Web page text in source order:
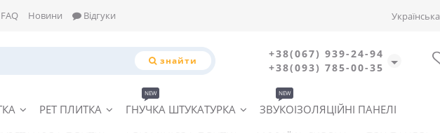
Українська
FAQ Новини Відгуки
знайти
+38(067) 939-24-94
+38(093) 785-00-35
PET ПЛИТКА ГНУЧКА ШТУКАТУРКА
NEW
ЗВУКОІЗОЛЯЦІЙНІ ПАНЕЛІ
NEW